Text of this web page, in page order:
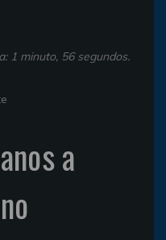
1 minuto, 56 segundos.
a